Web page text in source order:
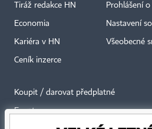
Tiráž redakce HN
Economia
Kariéra v HN
Ceník inzerce
Prohlášení
Nastavení
Všeobecné
Koupit / darovat předplatné
Eventy